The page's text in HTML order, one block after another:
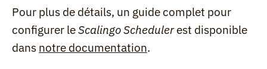
Pour plus de détails, un guide complet pour
configurer le Scalingo Scheduler est disponible
dans notre documentation.